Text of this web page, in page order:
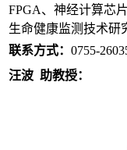
FPGA、神经计算芯
生命健康监测技术研
联系方式： 0755-
汪波 助教授：